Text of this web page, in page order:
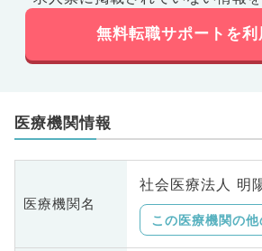
無料転職サポートを利
医療機関情報
医療機関名
社会医療法人 明
この医療機関の